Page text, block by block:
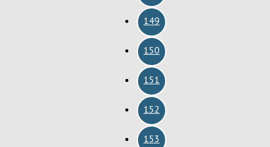
149
150
151
152
153